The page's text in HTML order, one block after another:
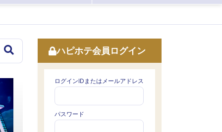
ハピホテ会員ログイン
ログインIDまたはメールアドレス
パスワード